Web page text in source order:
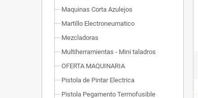
Maquinas Corta Azulejos
Martillo Electroneumatico
Mezcladoras
Multiherramientas - Mini taladros
OFERTA MAQUINARIA
Pistola de Pintar Electrica
Pistola Pegamento Termofusible